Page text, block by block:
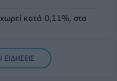
κατά 0,11%, στα
ΕΙΔΗΣΕΙΣ